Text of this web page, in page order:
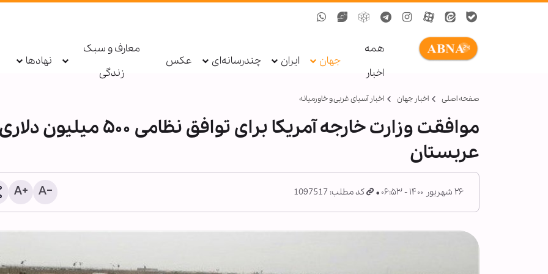
همه
اخبار
جهان ایران چندرسانه‌ای عکس
معارف و سبک
زندگی
نهادها
صفحه اصلی اخبار جهان اخبار آسیای غربی و خاورمیانه
موافقت وزارت خارجه آمریکا برای توافق نظامی ۵۰۰
عربستان
۲۶ شهریور ۱۴۰۰ - ۰۶:۵۳ کد مطلب: 1097517
هلاکت دو داعشی در منطقه سیده
اردوی «مثل خمینی(ره)»